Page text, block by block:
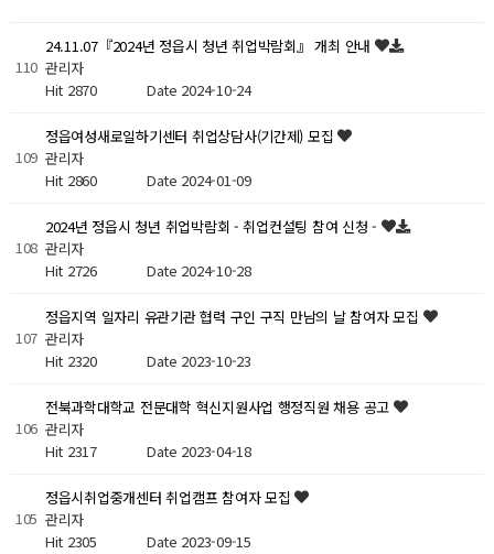
110
24.11.07『2024년 정읍시 청년 취업박람회』 개최 안내
관리자
Hit 2870 Date 2024-10-24
109
정읍여성새로일하기센터 취업상담사(기간제) 모집
관리자
Hit 2860 Date 2024-01-09
108
2024년 정읍시 청년 취업박람회 - 취업컨설팅 참여 신청 -
관리자
Hit 2726 Date 2024-10-28
107
정읍지역 일자리 유관기관 협력 구인 구직 만남의 날 참여자 모집
관리자
Hit 2320 Date 2023-10-23
106
전북과학대학교 전문대학 혁신지원사업 행정직원 채용 공고
관리자
Hit 2317 Date 2023-04-18
105
정읍시취업중개센터 취업캠프 참여자 모집
관리자
Hit 2305 Date 2023-09-15